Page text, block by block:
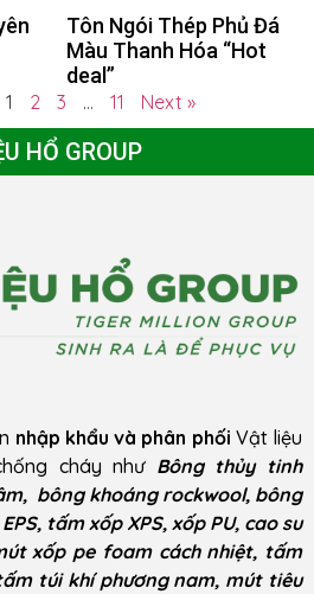
Tôn Ngói Thép Phủ Đá
Màu Thanh Hóa “Hot
deal”
1 2 3 … 11 Next »
HỔ GROUP
nhập khẩu và phân phối Vật liệu
cháy như Bông thủy tinh
bông khoáng rockwool, bông
tấm xốp XPS, xốp PU, cao su
xốp pe foam cách nhiệt, tấm
túi khí phương nam, mút tiêu